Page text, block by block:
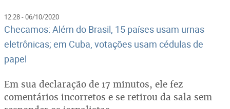
12:28 - 06/10/2020
Checamos: Além do Brasil, 15 países usam urnas
eletrônicas; em Cuba, votações usam cédulas de
papel
Em sua declaração de 17 minutos, ele fez
comentários incorretos e se retirou da sala sem